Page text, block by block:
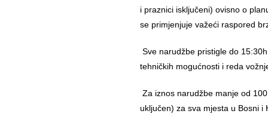
i praznici isključeni) ovisno o
se primjenjuje važeći raspored
Sve narudžbe pristigle do
tehničkih mogućnosti i reda
Za iznos narudžbe manje od
uključen) za sva mjesta u Bosni i